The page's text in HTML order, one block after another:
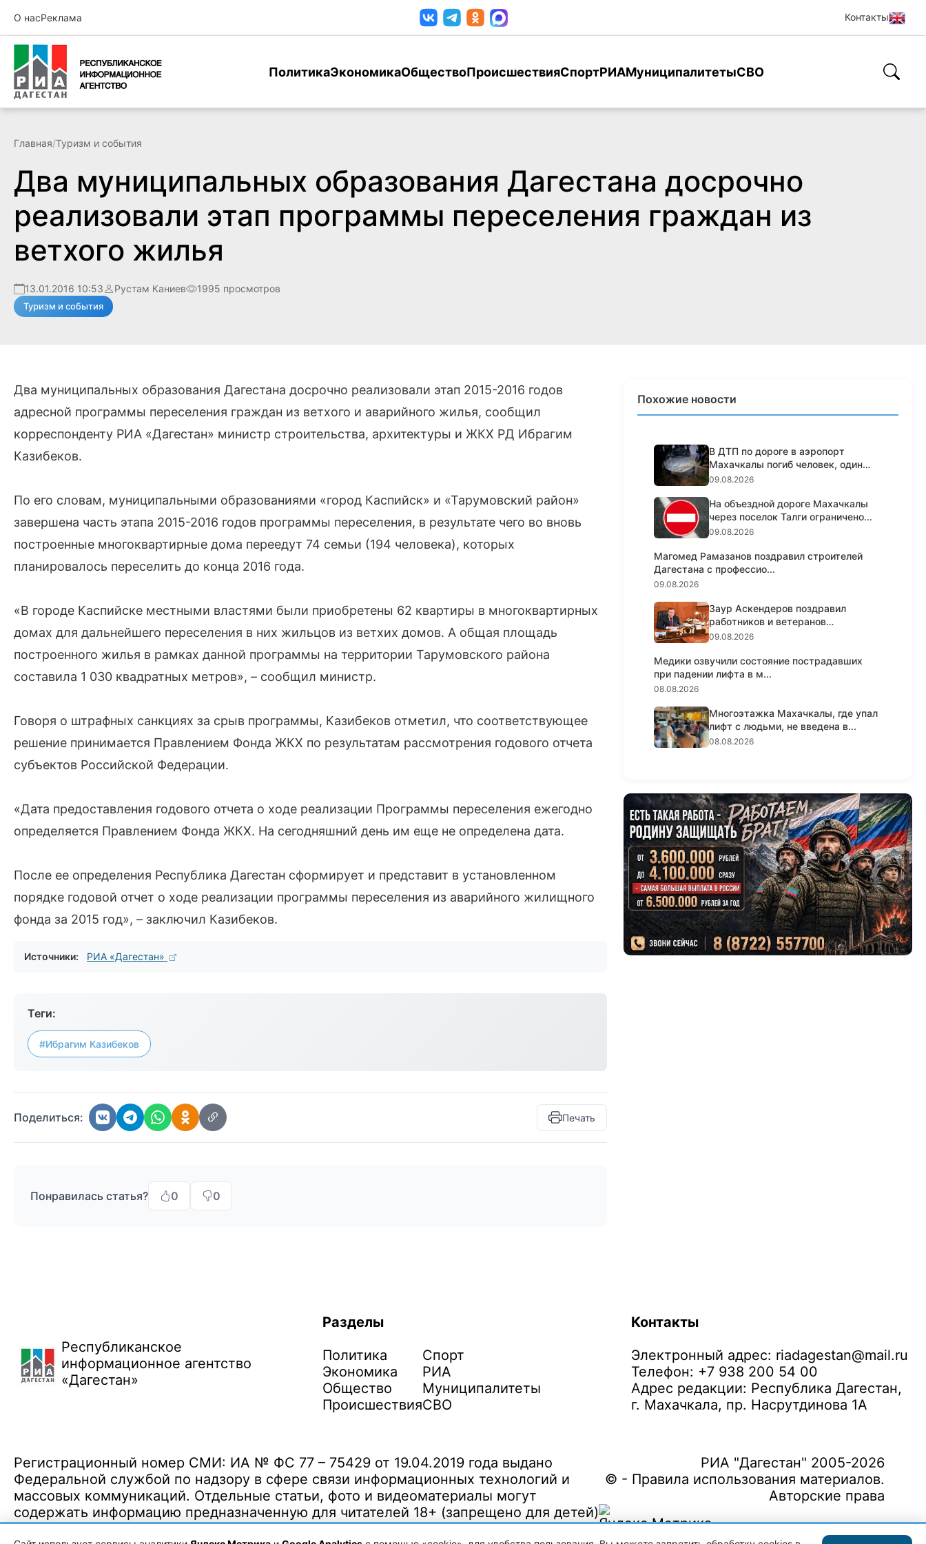
О насРеклама Контакты
ПолитикаЭкономикаОбществоПроисшествияСпортРИАМуниципалитетыСВО
Главная/Туризм и события
Два муниципальных образования Дагестана досрочно
реализовали этап программы переселения граждан из
ветхого жилья
13.01.2016 10:53 Рустам Каниев 1995 просмотров
Туризм и события
Два муниципальных образования Дагестана досрочно реализовали этап 2015-2016 годов
адресной программы переселения граждан из ветхого и аварийного жилья, сообщил
корреспонденту РИА «Дагестан» министр строительства, архитектуры и ЖКХ РД Ибрагим
Казибеков.
По его словам, муниципальными образованиями «город Каспийск» и «Тарумовский район»
завершена часть этапа 2015-2016 годов программы переселения, в результате чего во вновь
построенные многоквартирные дома переедут 74 семьи (194 человека), которых
планировалось переселить до конца 2016 года.
«В городе Каспийске местными властями были приобретены 62 квартиры в многоквартирных
домах для дальнейшего переселения в них жильцов из ветхих домов. А общая площадь
построенного жилья в рамках данной программы на территории Тарумовского района
составила 1 030 квадратных метров», – сообщил министр.
Говоря о штрафных санкциях за срыв программы, Казибеков отметил, что соответствующее
решение принимается Правлением Фонда ЖКХ по результатам рассмотрения годового отчета
субъектов Российской Федерации.
«Дата предоставления годового отчета о ходе реализации Программы переселения ежегодно
определяется Правлением Фонда ЖКХ. На сегодняшний день им еще не определена дата.
После ее определения Республика Дагестан сформирует и представит в установленном
порядке годовой отчет о ходе реализации программы переселения из аварийного жилищного
фонда за 2015 год», – заключил Казибеков.
Источники: РИА «Дагестан»
Теги:
#Ибрагим Казибеков
Поделиться: Печать
Понравилась статья? 0 0
Похожие новости
В ДТП по дороге в аэропорт
Махачкалы погиб человек, один
жит...
09.08.2026
На объездной дороге Махачкалы
через поселок Талги ограничено...
09.08.2026
Магомед Рамазанов поздравил строителей
Дагестана с профессио...
09.08.2026
Заур Аскендеров поздравил
работников и ветеранов
строительно...
09.08.2026
Медики озвучили состояние пострадавших
при падении лифта в м...
08.08.2026
Многоэтажка Махачкалы, где упал
лифт с людьми, не введена в...
08.08.2026
Республиканское
информационное агентство
«Дагестан»
Разделы
Политика
Экономика
Общество
Происшествия
Спорт
РИА
Муниципалитеты
СВО
Контакты
Электронный адрес: riadagestan@mail.ru
Телефон: +7 938 200 54 00
Адрес редакции: Республика Дагестан,
г. Махачкала, пр. Насрутдинова 1А
Регистрационный номер СМИ: ИА № ФС 77 – 75429 от 19.04.2019 года выдано
Федеральной службой по надзору в сфере связи информационных технологий и
массовых коммуникаций. Отдельные статьи, фото и видеоматериалы могут
содержать информацию предназначенную для читателей 18+ (запрещено для детей)
РИА "Дагестан" 2005-2026
© - Правила использования материалов.
Авторские права